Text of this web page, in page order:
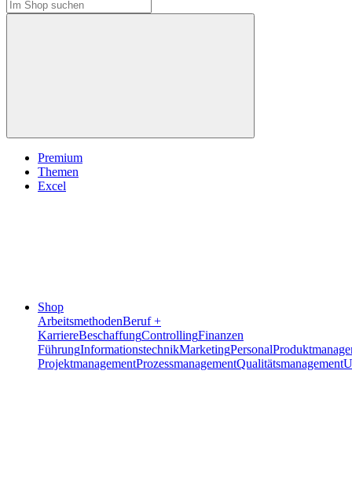
Premium
Themen
Excel
Shop
ArbeitsmethodenBeruf +
KarriereBeschaffungControllingFinanzen
FührungInformationstechnikMarketingPersonal
ProjektmanagementProzessmanagementQualitätsmanagement